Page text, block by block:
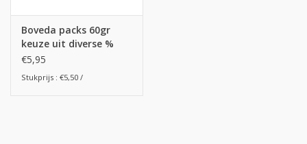
Boveda packs 60gr
keuze uit diverse %
€5,95
Stukprijs : €5,50 /